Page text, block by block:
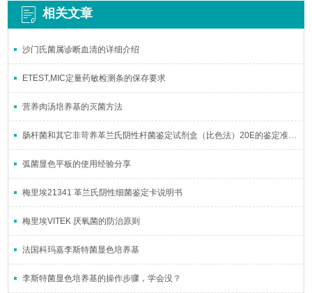
相关文章
沙门氏菌属诊断血清的详细介绍
ETEST,MIC定量药敏检测条的保存要求
营养肉汤培养基的灭菌方法
弧菌显色平板的使用经验分享
梅里埃21341 革兰氏阴性细菌鉴定卡说明书
梅里埃VITEK 厌氧菌的防治原则
法国科玛嘉李斯特菌显色培养基
李斯特菌显色培养基的操作步骤，学会没？